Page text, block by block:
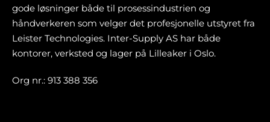
gode løsninger både til prosessindustrien og
håndverkeren som velger det profesjonelle utstyret fra
Leister Technologies. Inter-Supply AS har både
kontorer, verksted og lager på Lilleaker i Oslo.
Org nr.: 913 388 356